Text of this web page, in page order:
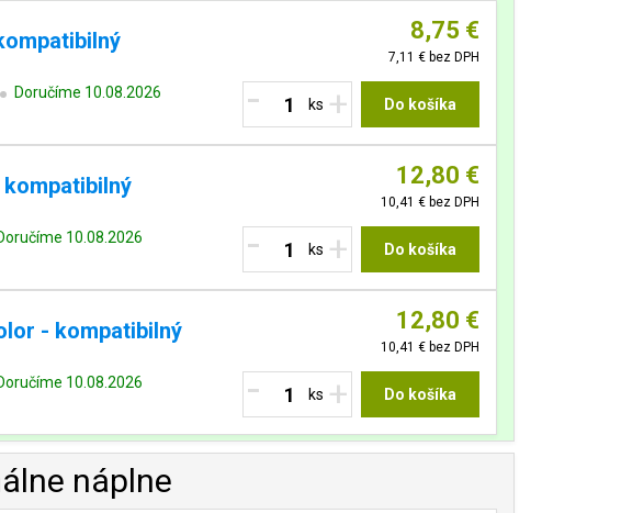
8,75 €
7,11 € bez DPH
Doručíme 10.08.2026 - + Do košíka
kompatibilný 12,80 €
10,41 € bez DPH
10.08.2026 - + Do košíka
- kompatibilný 12,80 €
10,41 € bez DPH
10.08.2026 - + Do košíka
náplne